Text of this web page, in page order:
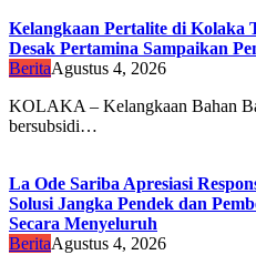
Kelangkaan Pertalite di Kolaka
Desak Pertamina Sampaikan
BeritaAgustus 4, 2026
KOLAKA – Kelangkaan Bahan
bersubsidi…
La Ode Sariba Apresiasi
Solusi Jangka Pendek dan
Secara Menyeluruh
BeritaAgustus 4, 2026